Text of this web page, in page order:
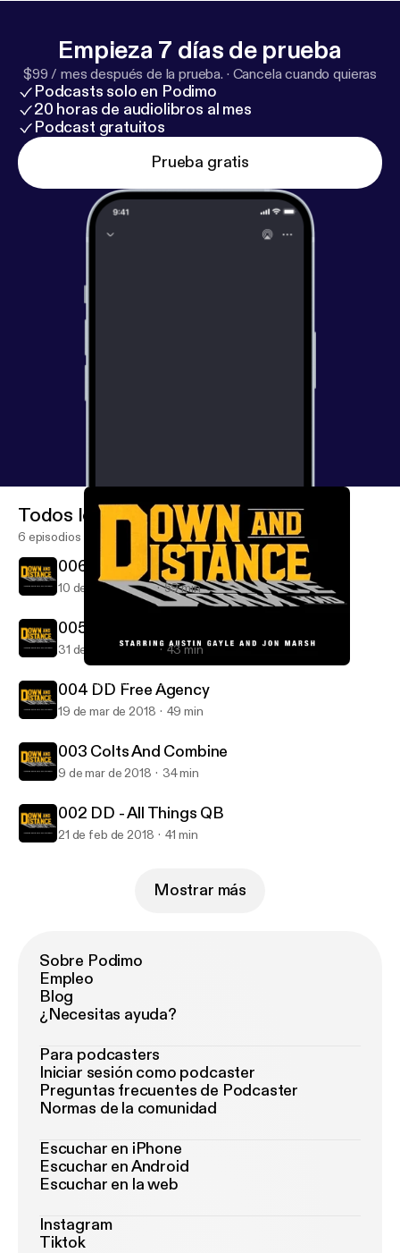
Empieza 7 días de prueba
$99 / mes después de la prueba. · Cancela cuando quieras
Podcasts solo en Podimo
20 horas de audiolibros al mes
Podcast gratuitos
Prueba gratis
Down and Distance: with Austin Gayle and Jon Marsh
Todos los episodios
6 episodios
006 Broncos And Draft Talk
10 de abr de 2018 59 min
005 DD Free Agency and AFC East
31 de mar de 2018 43 min
004 DD Free Agency
19 de mar de 2018 49 min
003 Colts And Combine
9 de mar de 2018 34 min
002 DD - All Things QB
21 de feb de 2018 41 min
Mostrar más
Sobre Podimo
Empleo
Blog
¿Necesitas ayuda?
Para podcasters
Iniciar sesión como podcaster
Preguntas frecuentes de Podcaster
Normas de la comunidad
Escuchar en iPhone
Escuchar en Android
Escuchar en la web
Instagram
Tiktok